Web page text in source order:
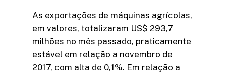
As exportações de máquinas agrícolas,
em valores, totalizaram US$ 293,7
milhões no mês passado, praticamente
estável em relação a novembro de
2017, com alta de 0,1%. Em relação a